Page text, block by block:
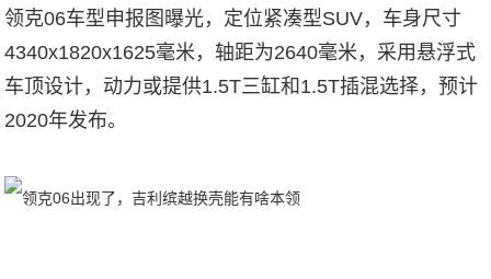
领克06车型申报图曝光，定位紧凑型SUV，车身尺寸
4340x1820x1625毫米，轴距为2640毫米，采用悬浮式
车顶设计，动力或提供1.5T三缸和1.5T插混选择，预计
2020年发布。